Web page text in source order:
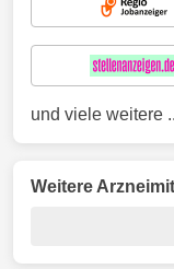
und viele weitere
Weitere